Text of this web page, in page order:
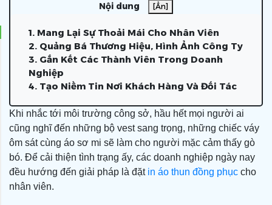
Nội dung [Ẩn]
1. Mang Lại Sự Thoải Mái Cho Nhân Viên
2. Quảng Bá Thương Hiệu, Hình Ảnh Công Ty
3. Gắn Kết Các Thành Viên Trong Doanh
Nghiệp
4. Tạo Niềm Tin Nơi Khách Hàng Và Đối Tác
Khi nhắc tới môi trường công sở, hầu hết mọi người ai
cũng nghĩ đến những bộ vest sang trọng, những chiếc váy
ôm sát cùng áo sơ mi sẽ làm cho người mặc cảm thấy gò
bó. Để cải thiện tình trạng ấy, các doanh nghiệp ngày nay
đều hướng đến giải pháp là đặt in áo thun đồng phục cho
nhân viên.